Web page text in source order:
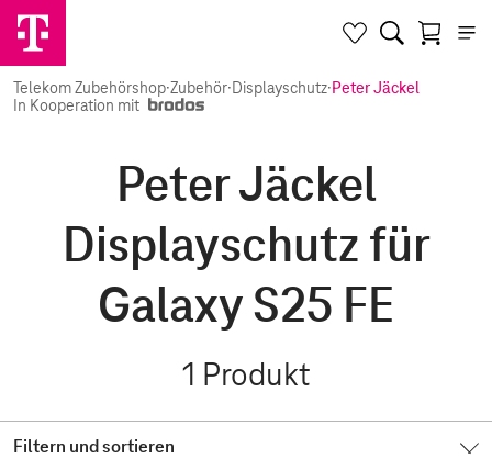
Telekom Zubehörshop·Zubehör·Displayschutz·Peter Jäckel
In Kooperation mit
Peter Jäckel
Displayschutz für
Galaxy S25 FE
1 Produkt
Filtern und sortieren